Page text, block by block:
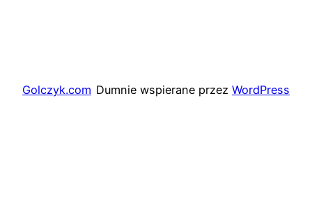
Golczyk.com Dumnie wspierane przez WordPress